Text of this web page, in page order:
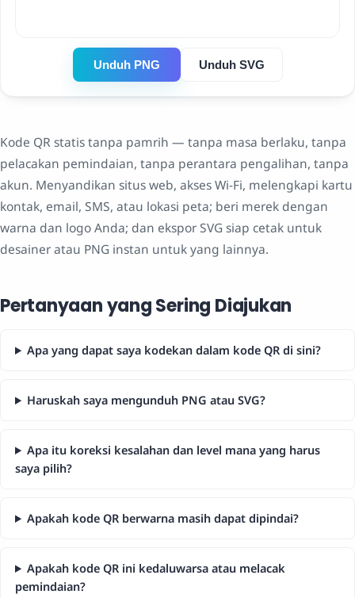
Unduh PNG Unduh SVG
Kode QR statis tanpa pamrih — tanpa masa berlaku, tanpa
pelacakan pemindaian, tanpa perantara pengalihan, tanpa
akun. Menyandikan situs web, akses Wi-Fi, melengkapi kartu
kontak, email, SMS, atau lokasi peta; beri merek dengan
warna dan logo Anda; dan ekspor SVG siap cetak untuk
desainer atau PNG instan untuk yang lainnya.
Pertanyaan yang Sering Diajukan
Apa yang dapat saya kodekan dalam kode QR di sini?
Haruskah saya mengunduh PNG atau SVG?
Apa itu koreksi kesalahan dan level mana yang harus
saya pilih?
Apakah kode QR berwarna masih dapat dipindai?
Apakah kode QR ini kedaluwarsa atau melacak
pemindaian?